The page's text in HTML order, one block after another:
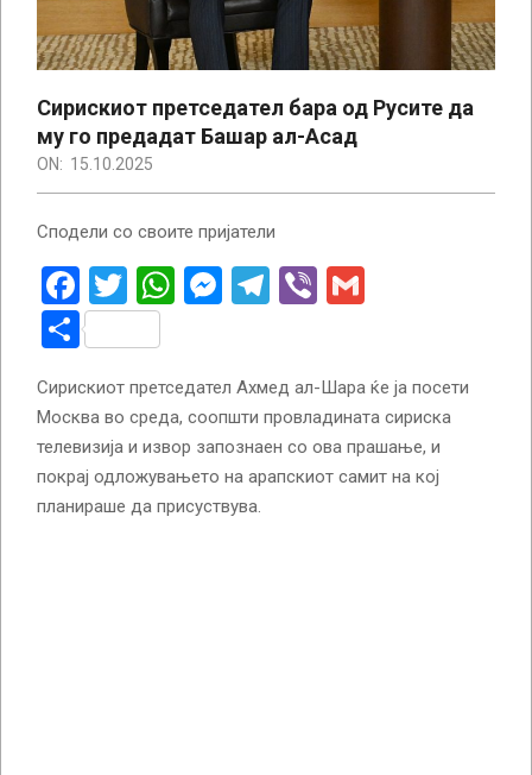
Сирискиот претседател бара од Русите да
му го предадат Башар ал-Асад
ON: 15.10.2025
Сподели со своите пријатели
Facebook
Twitter
WhatsApp
Messenger
Telegram
Viber
Share
Сирискиот претседател Ахмед ал-Шара ќе ја посети
Москва во среда, соопшти провладината сириска
телевизија и извор запознаен со ова прашање, и
покрај одложувањето на арапскиот самит на кој
планираше да присуствува.